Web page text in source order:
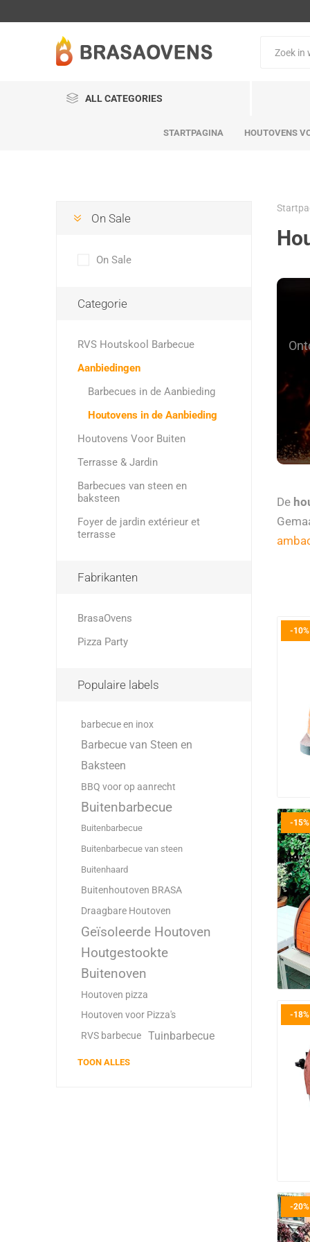
ALL CATEGORIES
STARTPAGINA HOUTOVENS
De
-10%
-15%
-18%
-20%
On Sale
On Sale
Categorie
RVS Houtskool Barbecue
Aanbiedingen
Barbecues in de Aanbieding
Houtovens in de Aanbieding
Houtovens Voor Buiten
Terrasse & Jardin
Barbecues van steen en
baksteen
Foyer de jardin extérieur et
terrasse
Fabrikanten
BrasaOvens
Pizza Party
Populaire labels
barbecue en inox
Barbecue van Steen en
Baksteen
BBQ voor op aanrecht
Buitenbarbecue
Buitenbarbecue
Buitenbarbecue van steen
Buitenhaard
Buitenhoutoven BRASA
Draagbare Houtoven
Geïsoleerde Houtoven
Houtgestookte
Buitenoven
Houtoven pizza
Houtoven voor Pizza's
RVS barbecue
Tuinbarbecue
TOON ALLES